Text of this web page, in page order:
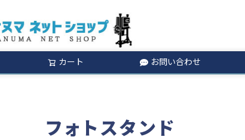
カート お問い合わせ
検索
フォトスタンド